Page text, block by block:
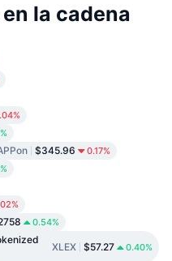
la cadena
$345.96 0.17%
0.54%
XLEX $57.27 0.40%